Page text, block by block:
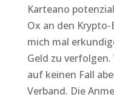
Karteano
Ox an den
mich mal
Geld zu
auf keinen Fall
Verband. Die